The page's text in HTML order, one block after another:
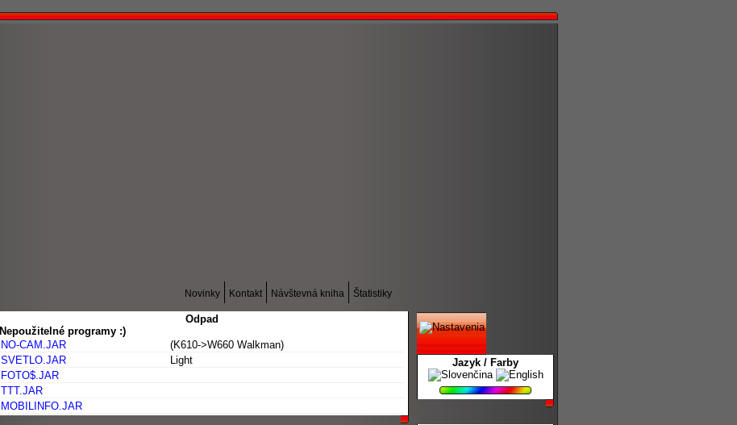
Štatistiky
Návštevná kniha
Kontakt
Novinky
Odpad
Nepoužitelné programy :)
NO-CAM.JAR
(K610->W660 Walkman)
SVETLO.JAR
Light
FOTO$.JAR
TTT.JAR
MOBILINFO.JAR
Jazyk / Farby